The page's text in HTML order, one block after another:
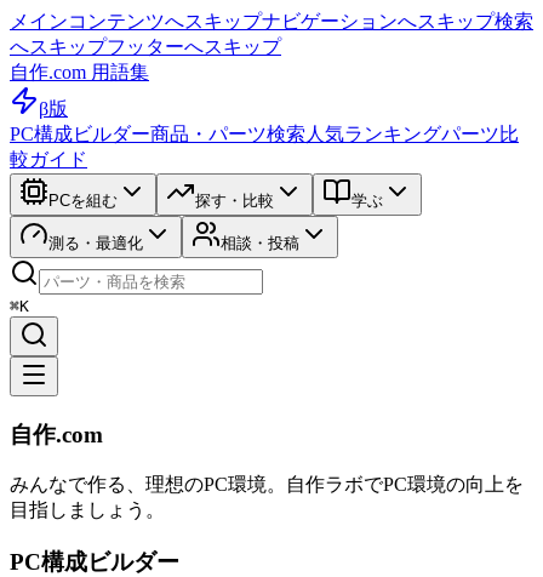
メインコンテンツへスキップナビゲーションへスキップ検索
へスキップフッターへスキップ
自作.com 用語集
β版
PC構成ビルダー商品・パーツ検索 人気ランキングパーツ比
較ガイド
PCを組む 探す・比較 学ぶ
測る・最適化 相談・投稿
⌘K
自作.com
みんなで作る、理想のPC環境。 自作ラボでPC環境の向上を
目指しましょう。
PC構成ビルダー